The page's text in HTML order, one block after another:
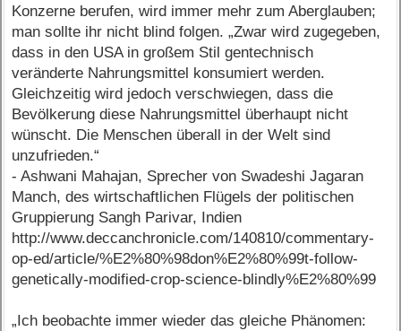
Konzerne berufen, wird immer mehr zum Aberglauben;
man sollte ihr nicht blind folgen. „Zwar wird zugegeben,
dass in den USA in großem Stil gentechnisch
veränderte Nahrungsmittel konsumiert werden.
Gleichzeitig wird jedoch verschwiegen, dass die
Bevölkerung diese Nahrungsmittel überhaupt nicht
wünscht. Die Menschen überall in der Welt sind
unzufrieden.“
- Ashwani Mahajan, Sprecher von Swadeshi Jagaran
Manch, des wirtschaftlichen Flügels der politischen
Gruppierung Sangh Parivar, Indien
http://www.deccanchronicle.com/140810/commentary-
op-ed/article/%E2%80%98don%E2%80%99t-follow-
genetically-modified-crop-science-blindly%E2%80%99
„Ich beobachte immer wieder das gleiche Phänomen: